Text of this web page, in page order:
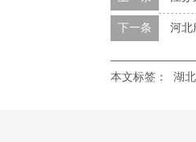
下一条 河北
本文标签： 湖